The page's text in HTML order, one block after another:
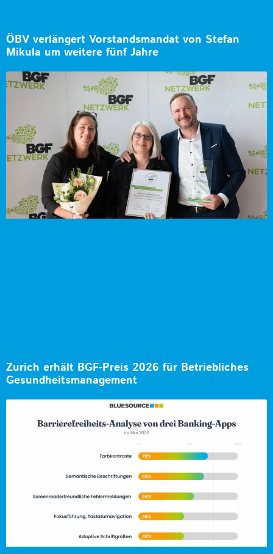
ÖBV verlängert Vorstandsmandat von Stefan
Mikula um weitere fünf Jahre
Zurich erhält BGF-Preis 2026 für Betriebliches
Gesundheitsmanagement